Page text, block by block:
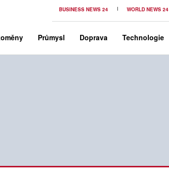
BUSINESS NEWS 24 WORLD NEWS 24
Průmysl Doprava Technologie